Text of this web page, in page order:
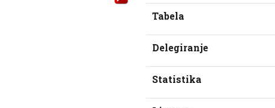
Tabela
Delegiranje
Statistika